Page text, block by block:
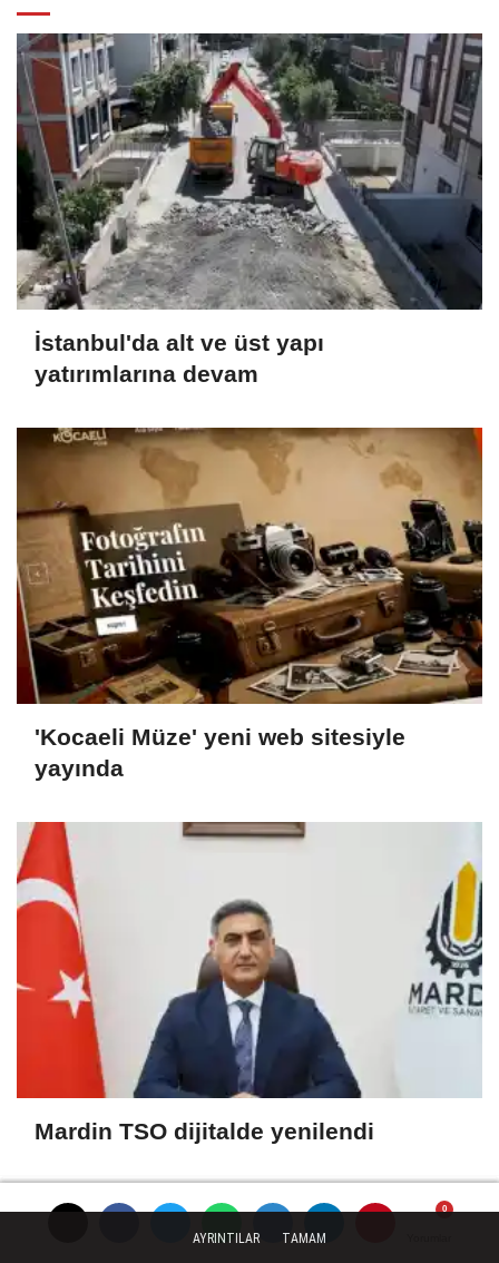
İstanbul'da alt ve üst yapı
yatırımlarına devam
'Kocaeli Müze' yeni web sitesiyle
yayında
Mardin TSO dijitalde yenilendi
AYRINTILAR TAMAM